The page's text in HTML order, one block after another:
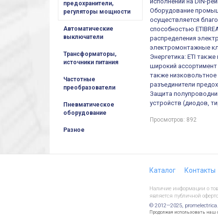
предохранители,
регуляторы мощности
Автоматические
выключатели
Трансформаторы,
источники питания
Частотные
преобразователи
Пневматическое
оборудование
Разное
Оборудование
осуществляется
способностью
распределения
электромонтажные
Энергетика: ETI
широкий
также
разъединители
Защита
устройств (диодов,
Просмотров: 892
Каталог Контакты
Наличие информации о
является публичной
© 2012—2025,
Продолжая использовать наш